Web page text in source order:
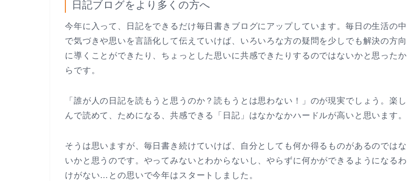
日記ブログをより多くの方へ
今年に入って、日記をできるだけ毎日書きブログにアップしています。毎日の生活の中
で気づきや思いを言語化して伝えていけば、いろいろな方の疑問を少しでも解決の方向
に導くことができたり、ちょっとした思いに共感できたりするのではないかと思ったか
らです。
「誰が人の日記を読もうと思うのか？読もうとは思わない！」のが現実でしょう。楽し
んで読めて、ためになる、共感できる「日記」はなかなかハードルが高いと思います。
そうは思いますが、毎日書き続けていけば、自分としても何か得るものがあるのではな
いかと思うのです。やってみないとわからないし、やらずに何かができるようになるわ
けがない…との思いで今年はスタートしました。